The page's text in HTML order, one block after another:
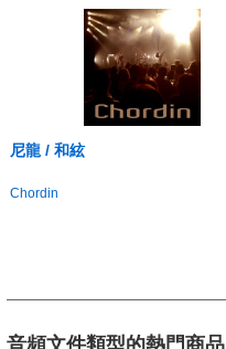
尼龍 / 和絃
Chordin
音頻文件類型的熱門商品